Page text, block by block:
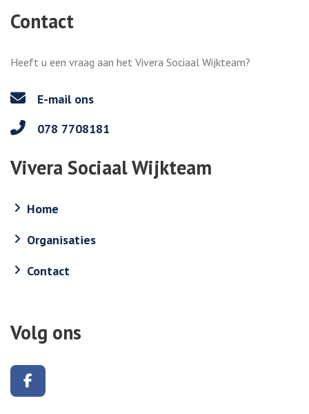
Contact
Heeft u een vraag aan het Vivera Sociaal Wijkteam?
E-mail ons
078 7708181
Vivera Sociaal Wijkteam
Home
Organisaties
Contact
Volg ons